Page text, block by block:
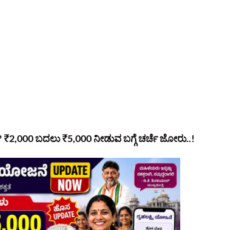
₹2,000 ಬದಲು ₹5,000 ನೀಡುವ ಬಗ್ಗೆ ಚರ್ಚೆ ಜೋರು..!